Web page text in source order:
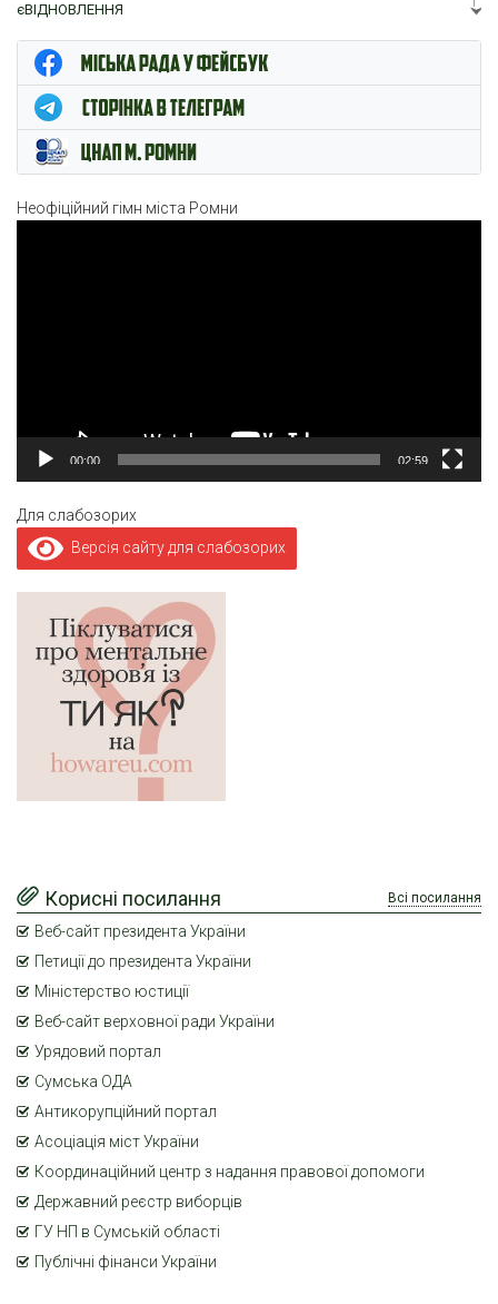
єВІДНОВЛЕННЯ
ЦНАП м. Ромни
Неофіційний гімн міста Ромни
00:00 02:59
Для слабозорих
Версія сайту для слабозорих
Корисні посилання Всі посилання
Веб-сайт президента України
Петиції до президента України
Міністерство юстиції
Веб-сайт верховної ради України
Урядовий портал
Сумська ОДА
Антикорупційний портал
Асоціація міст України
Координаційний центр з надання правової допомоги
Державний реєстр виборців
ГУ НП в Сумській області
Публічні фінанси України